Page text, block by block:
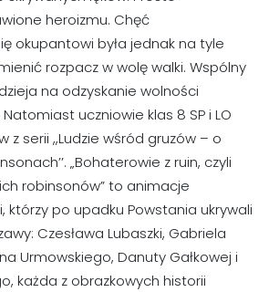
heroizmu. Chęć
okupantowi była jednak na tyle
rozpacz w wolę walki. Wspólny
na odzyskanie wolności
uczniowie klas 8 SP i LO
z serii ,,Ludzie wśród gruzów – o
„Bohaterowie z ruin, czyli
robinsonów” to animacje
którzy po upadku Powstania ukrywali
Czesława Lubaszki, Gabriela
Urmowskiego, Danuty Gałkowej i
każda z obrazkowych historii